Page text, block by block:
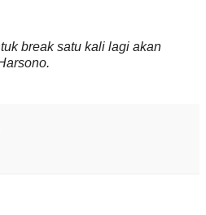
break satu kali lagi akan